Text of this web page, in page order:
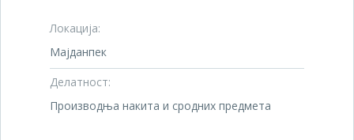
Локација:
Мајданпек
Делатност:
Производња накита и сродних предмета